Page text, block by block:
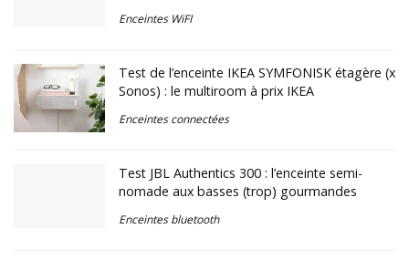
Enceintes WiFI
Test de l’enceinte IKEA SYMFONISK étagère (x
Sonos) : le multiroom à prix IKEA
Enceintes connectées
Test JBL Authentics 300 : l’enceinte semi-
nomade aux basses (trop) gourmandes
Enceintes bluetooth